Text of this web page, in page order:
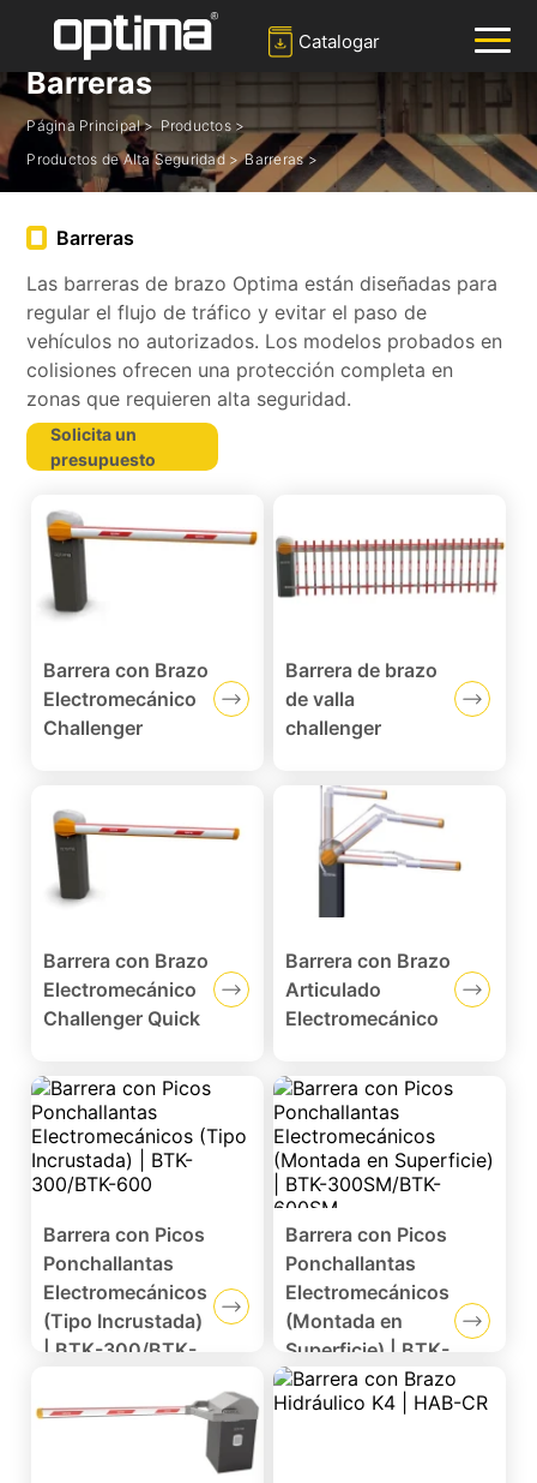
Buscar ✕
Catalogar
Redes
Barreras
Página Principal > Productos >
Productos de Alta Seguridad > Barreras >
Barreras
Las barreras de brazo Optima están diseñadas para
regular el flujo de tráfico y evitar el paso de
vehículos no autorizados. Los modelos probados en
colisiones ofrecen una protección completa en
zonas que requieren alta seguridad.
Solicita un
presupuesto
Barrera con Brazo
Electromecánico
Challenger
Barrera de brazo
de valla
challenger
Barrera con Brazo
Electromecánico
Challenger Quick
Barrera con Brazo
Articulado
Electromecánico
Barrera con Picos
Ponchallantas
Electromecánicos
(Tipo Incrustada)
| BTK-300/BTK-
Barrera con Picos
Ponchallantas
Electromecánicos
(Montada en
Superficie) | BTK-
300SM/BTK-
600SM